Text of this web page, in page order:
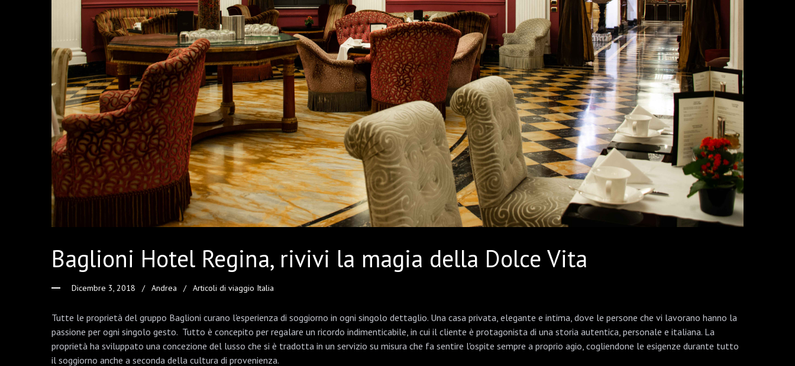
Baglioni Hotel Regina, rivivi la magia della Dolce Vita
Dicembre 3, 2018 Andrea Articoli di viaggio Italia
Tutte le proprietà del gruppo Baglioni curano l'esperienza di soggiorno in ogni singolo dettaglio. Una casa privata, elegante e intima, dove le persone che vi lavorano hanno la
passione per ogni singolo gesto. Tutto è concepito per regalare un ricordo indimenticabile, in cui il cliente è protagonista di una storia autentica, personale e italiana. La
proprietà ha sviluppato una concezione del lusso che si è tradotta in un servizio su misura che fa sentire l'ospite sempre a proprio agio, cogliendone le esigenze durante tutto
il soggiorno anche a seconda della cultura di provenienza.